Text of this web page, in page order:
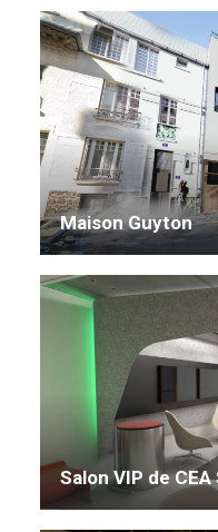
Maison Guyton
Salon VIP de CEA